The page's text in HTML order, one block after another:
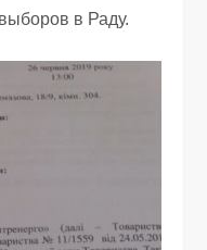
в Раду.